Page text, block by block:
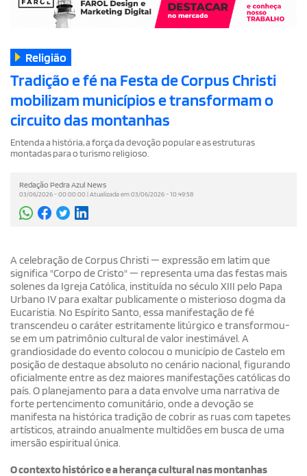
Religião
Tradição e fé na Festa de Corpus Christi
mobilizam municípios e transformam o
circuito das montanhas
Entenda a história, a força da devoção popular e as estruturas
montadas para o turismo religioso.
Redação Pedra Azul News
03/06/2026 - 00:00:00 | Atualizada em 03/06/2026 - 10:49:58
A celebração de Corpus Christi — expressão em latim que
significa "Corpo de Cristo" — representa uma das festas mais
solenes da Igreja Católica, instituída no século XIII pelo Papa
Urbano IV para exaltar publicamente o misterioso dogma da
Eucaristia. No Espírito Santo, essa manifestação de fé
transcendeu o caráter estritamente litúrgico e transformou-
se em um patrimônio cultural de valor inestimável. A
grandiosidade do evento colocou o município de Castelo em
posição de destaque absoluto no cenário nacional, figurando
oficialmente entre as dez maiores manifestações católicas do
país. O planejamento para a data envolve uma narrativa de
forte pertencimento comunitário, onde a devoção se
manifesta na histórica tradição de cobrir as ruas com tapetes
artísticos, atraindo anualmente multidões em busca de uma
imersão espiritual única.
O contexto histórico e a herança cultural nas montanhas